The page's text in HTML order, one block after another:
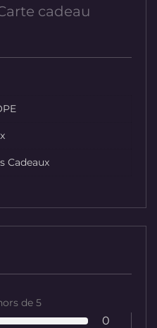
cadeau
Cadeaux
de 5
0